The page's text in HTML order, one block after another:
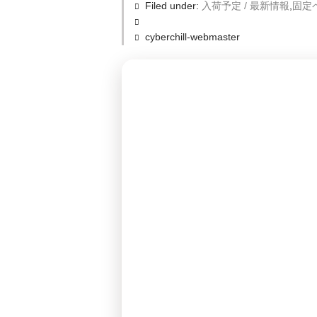
Filed under: 入荷予定 / 最新情報,固定
cyberchill-webmaster